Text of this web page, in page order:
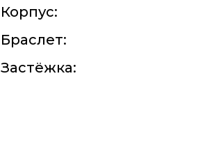
Корпус:
Браслет:
Застёжка: